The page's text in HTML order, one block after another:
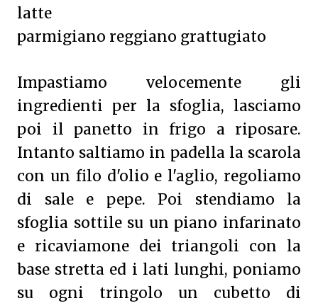
latte
parmigiano reggiano grattugiato
Impastiamo velocemente gli
ingredienti per la sfoglia, lasciamo
poi il panetto in frigo a riposare.
Intanto saltiamo in padella la scarola
con un filo d'olio e l'aglio, regoliamo
di sale e pepe. Poi stendiamo la
sfoglia sottile su un piano infarinato
e ricaviamone dei triangoli con la
base stretta ed i lati lunghi, poniamo
su ogni tringolo un cubetto di